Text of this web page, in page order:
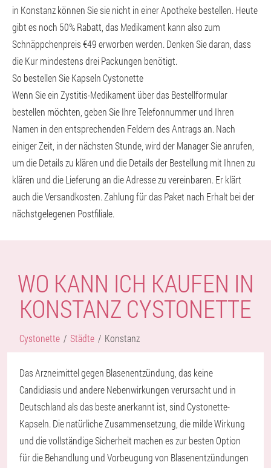
in Konstanz können Sie sie nicht in einer Apotheke bestellen. Heute
gibt es noch 50% Rabatt, das Medikament kann also zum
Schnäppchenpreis €49 erworben werden. Denken Sie daran, dass
die Kur mindestens drei Packungen benötigt.
So bestellen Sie Kapseln Cystonette
Wenn Sie ein Zystitis-Medikament über das Bestellformular
bestellen möchten, geben Sie Ihre Telefonnummer und Ihren
Namen in den entsprechenden Feldern des Antrags an. Nach
einiger Zeit, in der nächsten Stunde, wird der Manager Sie anrufen,
um die Details zu klären und die Details der Bestellung mit Ihnen zu
klären und die Lieferung an die Adresse zu vereinbaren. Er klärt
auch die Versandkosten. Zahlung für das Paket nach Erhalt bei der
nächstgelegenen Postfiliale.
WO KANN ICH KAUFEN IN
KONSTANZ CYSTONETTE
Cystonette Städte Konstanz
Das Arzneimittel gegen Blasenentzündung, das keine
Candidiasis und andere Nebenwirkungen verursacht und in
Deutschland als das beste anerkannt ist, sind Cystonette-
Kapseln. Die natürliche Zusammensetzung, die milde Wirkung
und die vollständige Sicherheit machen es zur besten Option
für die Behandlung und Vorbeugung von Blasenentzündungen